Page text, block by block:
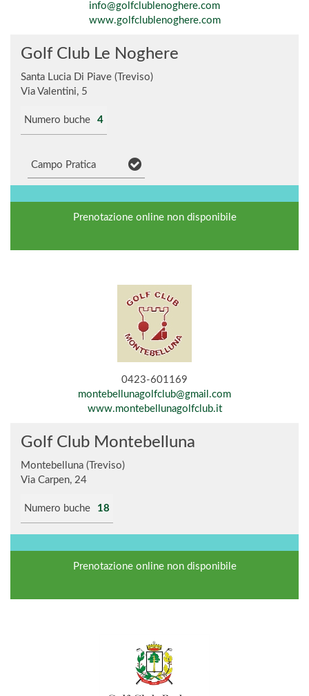
info@golfclublenoghere.com
www.golfclublenoghere.com
Golf Club Le Noghere
Santa Lucia Di Piave (Treviso)
Via Valentini, 5
Numero buche 4
Campo Pratica
Prenotazione online non disponibile
0423-601169
montebellunagolfclub@gmail.com
www.montebellunagolfclub.it
Golf Club Montebelluna
Montebelluna (Treviso)
Via Carpen, 24
Numero buche 18
Prenotazione online non disponibile